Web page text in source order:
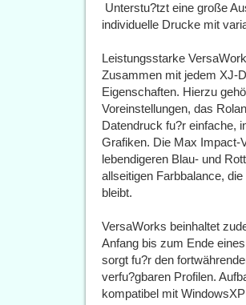
 Unterstu?tzt eine große
individuelle Drucke mit
Leistungsstarke
Zusammen mit jedem XJ-
Eigenschaften. Hierzu
Voreinstellungen, das
Datendruck fu?r einfache,
Grafiken. Die Max Impact-
lebendigeren Blau- und
allseitigen Farbbalance,
bleibt.
VersaWorks beinhaltet
Anfang bis zum Ende
sorgt fu?r den
verfu?gbaren Profilen.
kompatibel mit